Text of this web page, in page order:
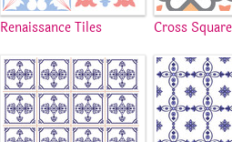
Renaissance Tiles Cross Square